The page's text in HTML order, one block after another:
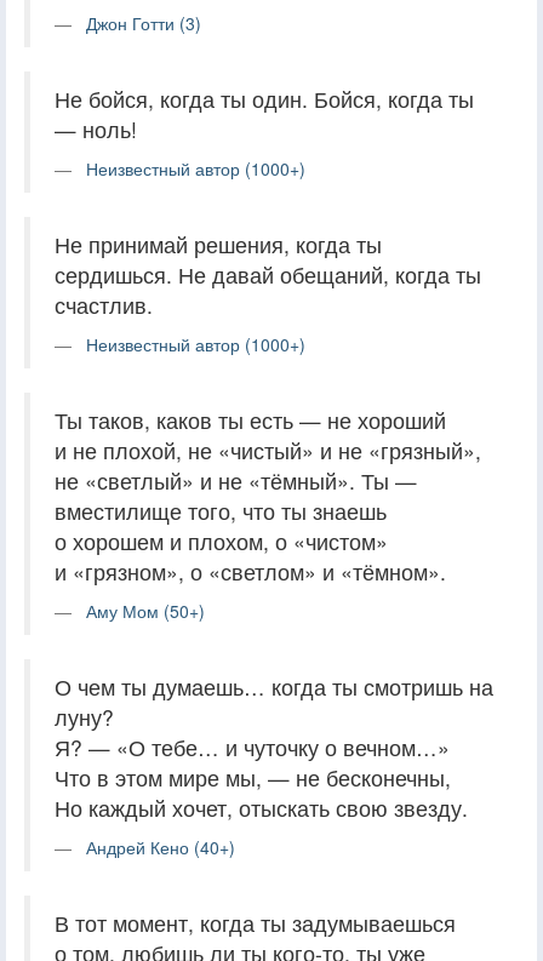
Джон Готти (3)
Не бойся, когда ты один. Бойся, когда ты
— ноль!
Неизвестный автор (1000+)
Не принимай решения, когда ты
сердишься. Не давай обещаний, когда ты
счастлив.
Неизвестный автор (1000+)
Ты таков, каков ты есть — не хороший
и не плохой, не «чистый» и не «грязный»,
не «светлый» и не «тёмный». Ты —
вместилище того, что ты знаешь
о хорошем и плохом, о «чистом»
и «грязном», о «светлом» и «тёмном».
Аму Мом (50+)
О чем ты думаешь… когда ты смотришь на
луну?
Я? — «О тебе… и чуточку о вечном…»
Что в этом мире мы, — не бесконечны,
Но каждый хочет, отыскать свою звезду.
Андрей Кено (40+)
В тот момент, когда ты задумываешься
о том, любишь ли ты кого-то, ты уже